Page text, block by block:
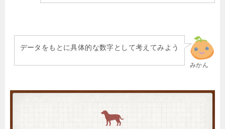
みかん
データをもとに具体的な数字として考えてみよう